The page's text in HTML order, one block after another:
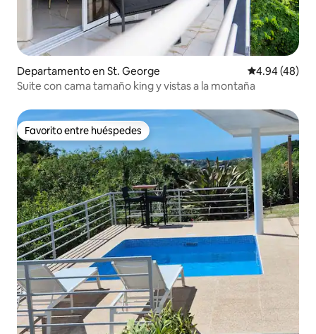
Departamento en St. George Calificación
4.94 (48)
Suite con cama tamaño king y vistas a la montaña
Favorito entre huéspedes
Favorito entre huéspedes